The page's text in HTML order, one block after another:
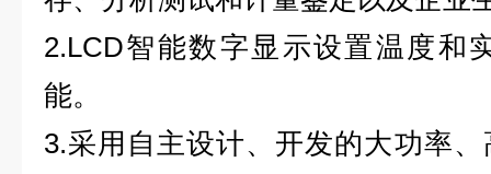
2.LCD智能数字显示设置温度和
能。
3.采用自主设计、开发的大功率